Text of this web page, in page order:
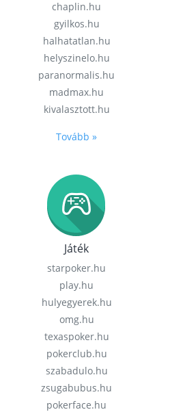
chaplin.hu
gyilkos.hu
halhatatlan.hu
helyszinelo.hu
paranormalis.hu
madmax.hu
kivalasztott.hu
Tovább »
Játék
starpoker.hu
play.hu
hulyegyerek.hu
omg.hu
texaspoker.hu
pokerclub.hu
szabadulo.hu
zsugabubus.hu
pokerface.hu